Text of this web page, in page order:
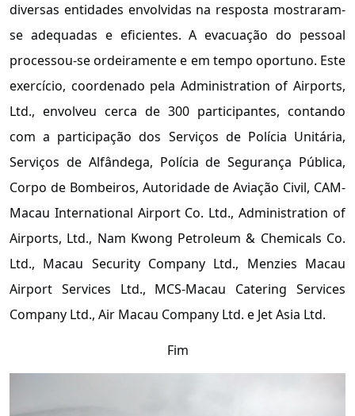
diversas entidades envolvidas na resposta mostraram-
se adequadas e eficientes. A evacuação do pessoal
processou-se ordeiramente e em tempo oportuno. Este
exercício, coordenado pela Administration of Airports,
Ltd., envolveu cerca de 300 participantes, contando
com a participação dos Serviços de Polícia Unitária,
Serviços de Alfândega, Polícia de Segurança Pública,
Corpo de Bombeiros, Autoridade de Aviação Civil, CAM-
Macau International Airport Co. Ltd., Administration of
Airports, Ltd., Nam Kwong Petroleum & Chemicals Co.
Ltd., Macau Security Company Ltd., Menzies Macau
Airport Services Ltd., MCS-Macau Catering Services
Company Ltd., Air Macau Company Ltd. e Jet Asia Ltd.
Fim